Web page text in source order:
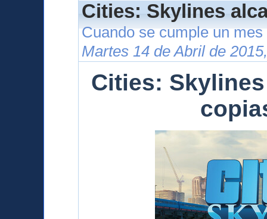
Cities: Skylines
Cuando se cumple un
Martes 14 de Abril de
Cities: